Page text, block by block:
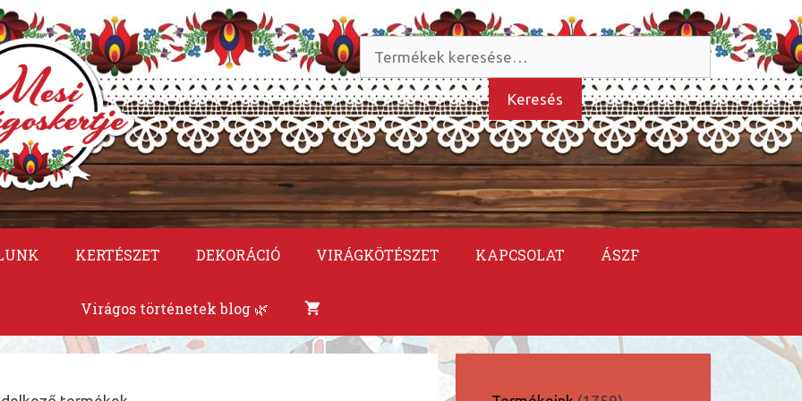
Keresés
a
következőre:
Keresés
KERTÉSZET DEKORÁCIÓ VIRÁGKÖTÉSZET KAPCSOLAT ÁSZF
Virágos történetek blog 🌿